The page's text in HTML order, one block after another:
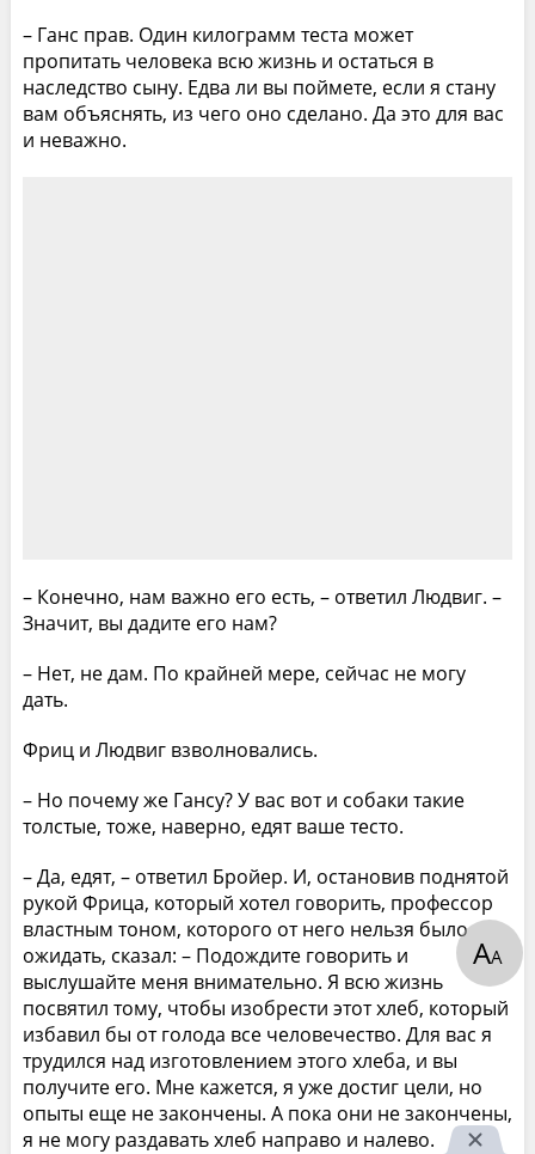
– Ганс прав. Один килограмм теста может
пропитать человека всю жизнь и остаться в
наследство сыну. Едва ли вы поймете, если я стану
вам объяснять, из чего оно сделано. Да это для вас
и неважно.
– Конечно, нам важно его есть, – ответил Людвиг. –
Значит, вы дадите его нам?
– Нет, не дам. По крайней мере, сейчас не могу
дать.
Фриц и Людвиг взволновались.
– Но почему же Гансу? У вас вот и собаки такие
толстые, тоже, наверно, едят ваше тесто.
– Да, едят, – ответил Бройер. И, остановив поднятой
рукой Фрица, который хотел говорить, профессор
властным тоном, которого от него нельзя было
ожидать, сказал: – Подождите говорить и
выслушайте меня внимательно. Я всю жизнь
посвятил тому, чтобы изобрести этот хлеб, который
избавил бы от голода все человечество. Для вас я
трудился над изготовлением этого хлеба, и вы
получите его. Мне кажется, я уже достиг цели, но
опыты еще не закончены. А пока они не закончены,
я не могу раздавать хлеб направо и налево.
АА